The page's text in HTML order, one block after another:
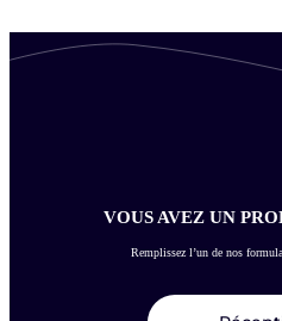
VOUS AVEZ UN
Remplissez l’un de nos